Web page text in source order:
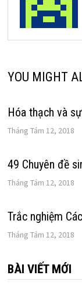
YOU MIGHT
Hóa thạch và
Tháng Tám 12, 2018
49 Chuyên đề
Tháng Tám 12, 2018
Trắc nghiệm
Tháng Tám 12, 2018
BÀI VIẾT MỚI